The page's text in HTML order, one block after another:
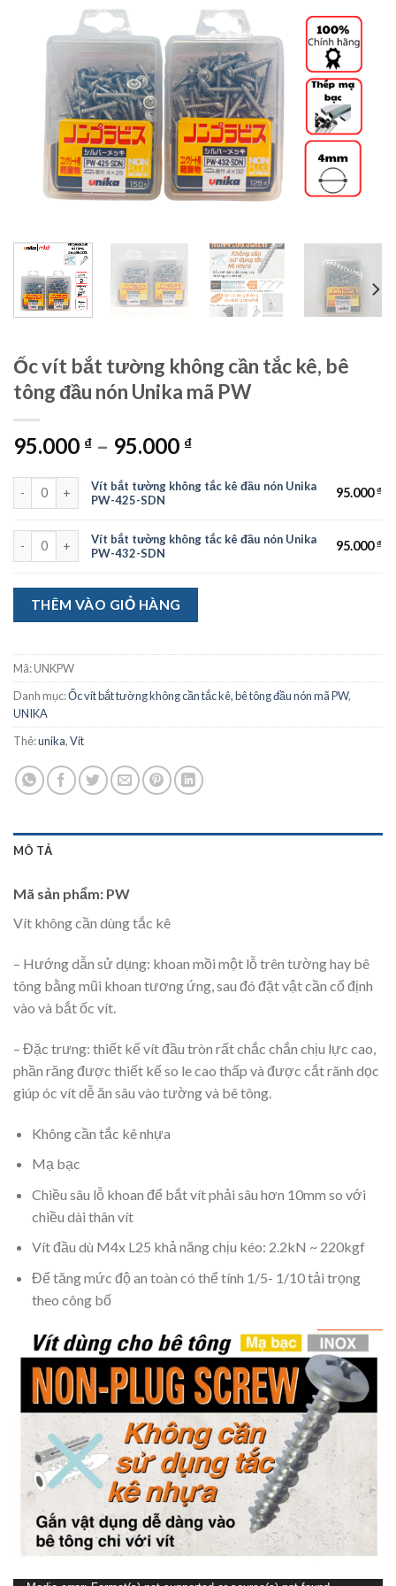
Ốc vít bắt tường không cần tắc kê, bê
tông đầu nón Unika mã PW
95.000 ₫ – 95.000 ₫
Vít bắt tường không tắc kê đầu nón Unika PW-425-SDN số lượng
Vít bắt tường không tắc kê đầu nón Unika
PW-425-SDN
95.000₫
Vít bắt tường không tắc kê đầu nón Unika PW-432-SDN số lượng
Vít bắt tường không tắc kê đầu nón Unika
PW-432-SDN
95.000₫
THÊM VÀO GIỎ HÀNG
Mã:UNKPW
Danh mục:Ốc vít bắt tường không cần tắc kê, bê tông đầu nón mã PW,
UNIKA
Thẻ:unika,Vít
MÔ TẢ
Mã sản phẩm: PW
Vít không cần dùng tắc kê
– Hướng dẫn sử dụng: khoan mồi một lỗ trên tường hay bê
tông bằng mũi khoan tương ứng, sau đó đặt vật cần cố định
vào và bắt ốc vít.
– Đặc trưng: thiết kế vít đầu tròn rất chắc chắn chịu lực cao,
phần răng được thiết kế so le cao thấp và được cắt rãnh dọc
giúp óc vít dễ ăn sâu vào tường và bê tông.
Không cần tắc kê nhựa
Mạ bạc
Chiều sâu lỗ khoan để bắt vít phải sâu hơn 10mm so với
chiều dài thân vít
Vít đầu dù M4x L25 khả năng chịu kéo: 2.2kN ~ 220kgf
Để tăng mức độ an toàn có thể tính 1/5- 1/10 tải trọng
theo công bố